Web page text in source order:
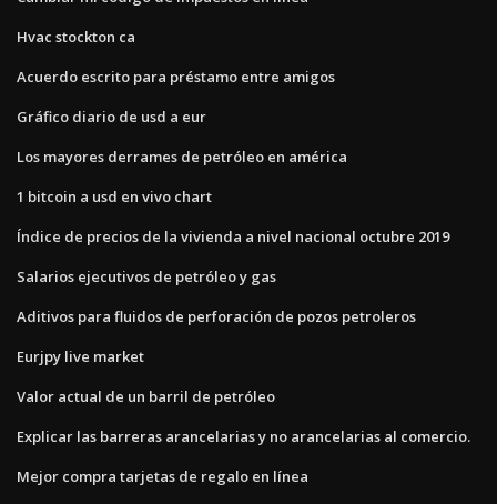
Hvac stockton ca
Acuerdo escrito para préstamo entre amigos
Gráfico diario de usd a eur
Los mayores derrames de petróleo en américa
1 bitcoin a usd en vivo chart
Índice de precios de la vivienda a nivel nacional octubre 2019
Salarios ejecutivos de petróleo y gas
Aditivos para fluidos de perforación de pozos petroleros
Eurjpy live market
Valor actual de un barril de petróleo
Explicar las barreras arancelarias y no arancelarias al comercio.
Mejor compra tarjetas de regalo en línea